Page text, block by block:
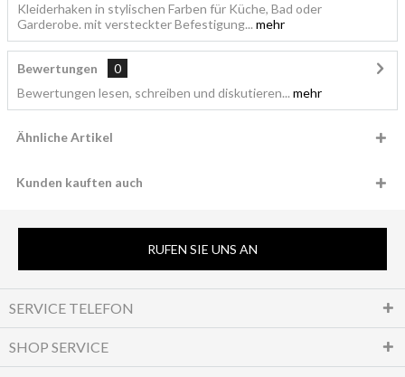
Kleiderhaken in stylischen Farben für Küche, Bad oder
Garderobe. mit versteckter Befestigung... mehr
Bewertungen
0
Bewertungen lesen, schreiben und diskutieren... mehr
Ähnliche Artikel
Kunden kauften auch
RUFEN SIE UNS AN
SERVICE TELEFON
SHOP SERVICE